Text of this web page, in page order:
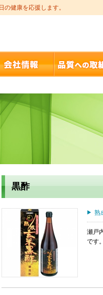
健康を応援します。
黒酢
熟
瀬戸
です